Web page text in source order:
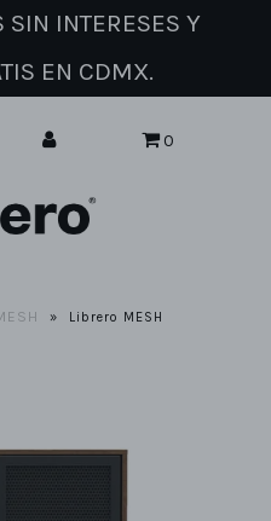
INTERESES Y
EN CDMX.
0
» Librero MESH